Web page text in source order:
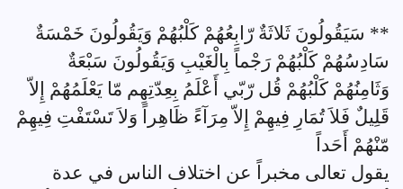
** سَيَقُولُونَ ثَلاثَةٌ رّابِعُهُمْ كَلْبُهُمْ وَيَقُولُونَ خَمْسَةٌ
سَادِسُهُمْ كَلْبُهُمْ رَجْماً بِالْغَيْبِ وَيَقُولُونَ سَبْعَةٌ
وَثَامِنُهُمْ كَلْبُهُمْ قُل رّبّي أَعْلَمُ بِعِدّتِهِم مّا يَعْلَمُهُمْ إِلاّ
قَلِيلٌ فَلاَ تُمَارِ فِيهِمْ إِلاّ مِرَآءً ظَاهِراً وَلاَ تَسْتَفْتِ فِيهِمْ
مّنْهُمْ أَحَداً
يقول تعالى مخبراً عن اختلاف الناس في عدة